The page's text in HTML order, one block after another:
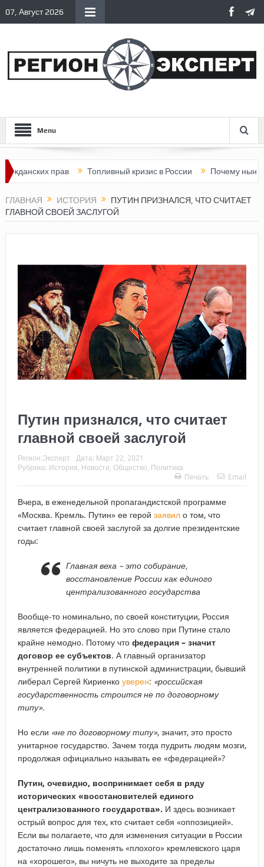
07, Август 2026
Menu
прав Топливный кризис в России Почему нынешняя
ГЛАВНАЯ ИСТОРИЯ
ПУТИН ПРИЗНАЛСЯ, ЧТО СЧИТАЕТ
ГЛАВНОЙ СВОЕЙ ЗАСЛУГОЙ
Путин признался, что считает
главной своей заслугой
Регион.Эксперт Дата: Март 22, 2021
Рубрика: История Новости Общество Политика
Печать
Email
Вчера, в еженедельной пропагандистской программе
«Москва. Кремль. Путин» ее герой заявило том, что
считает главной своей заслугой за долгие президентские
годы:
Главная веха – это собирание,
восстановление России как единого
централизованного государства
Вообще-то номинально, по своей конституции, Россия
является федерацией. Но это слово при Путине стало
крайне немодно. Потому что федерация – значит
договор ее субъектов. А главный организатор
внутренней политики в путинской администрации, бывший
либерал Сергей Кириенко уверен: «российская
государственность строится не по договорному
типу».
Но если «не по договорному типу», значит, это просто
унитарное государство. Зачем тогда пудрить людям мозги,
продолжая официально называть ее «федерацией»?
Путин, очевидно, воспринимает себя в ряду
исторических «восстановителей единого
централизованного государства». И здесь возникает
острый вопрос для тех, кто считает себя «оппозицией».
Если вы полагаете, что для изменения ситуации в России
достаточно лишь поменять «плохого» кремлевского царя
на «хорошего», вы ничуть не выходите за пределы